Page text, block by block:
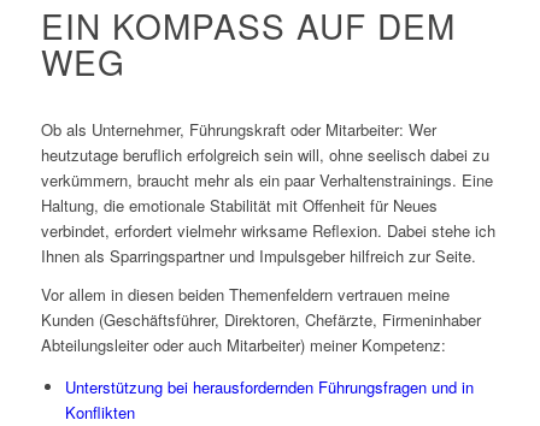
EIN KOMPASS AUF DEM
WEG
Ob als Unternehmer, Führungskraft oder Mitarbeiter: Wer
heutzutage beruflich erfolgreich sein will, ohne seelisch dabei zu
verkümmern, braucht mehr als ein paar Verhaltenstrainings. Eine
Haltung, die emotionale Stabilität mit Offenheit für Neues
verbindet, erfordert vielmehr wirksame Reflexion. Dabei stehe ich
Ihnen als Sparringspartner und Impulsgeber hilfreich zur Seite.
Vor allem in diesen beiden Themenfeldern vertrauen meine
Kunden (Geschäftsführer, Direktoren, Chefärzte, Firmeninhaber
Abteilungsleiter oder auch Mitarbeiter) meiner Kompetenz:
Unterstützung bei herausfordernden Führungsfragen und in
Konflikten